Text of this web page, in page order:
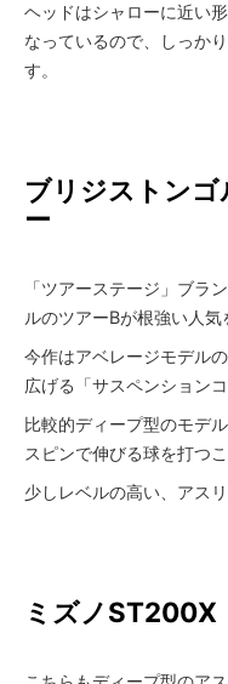
ヘッドはシャローに近い
なっているので、しっか
す。
ブリジストンゴ
ー
「ツアーステージ」ブラ
ルのツアーBが根強い人気
今作はアベレージモデル
広げる「サスペンション
比較的ディープ型のモデ
スピンで伸びる球を打つ
少しレベルの高い、アス
ミズノST200X